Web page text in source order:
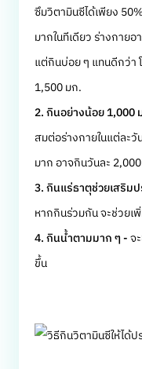
ซึมวิตามินซีได้เพียง
มากในทีเดียว ร่างกาย
แต่กินบ่อย ๆ แทนดีกว่า
1,500 มก.
2. กินอย่างน้อย 1,000
สมต่อร่างกายในแต่ละ
มาก อาจกินวันละ
3. กินแร่ธาตุช่วยเสริม
หากกินร่วมกัน จะช่วยเ
4. กินน้ำตามมาก ๆ -จ
ขึ้น